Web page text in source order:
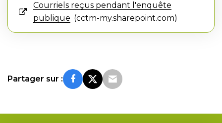
Courriels reçus pendant l'enquête
publique
cctm-my.sharepoint.com
Partager sur :